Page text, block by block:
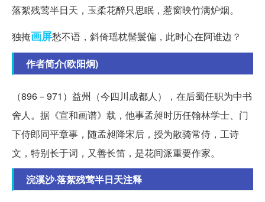
落絮残莺半日天，玉柔花醉只思眠，惹窗映竹满炉烟。
独掩画屏愁不语，斜倚瑶枕髻鬟偏，此时心在阿谁边？
作者简介(欧阳炯)
（896－971）益州（今四川成都人），在后蜀任职为中书
舍人。据《宣和画谱》载，他事孟昶时历任翰林学士、门
下侍郎同平章事，随孟昶降宋后，授为散骑常侍，工诗
文，特别长于词，又善长笛，是花间派重要作家。
浣溪沙·落絮残莺半日天注释